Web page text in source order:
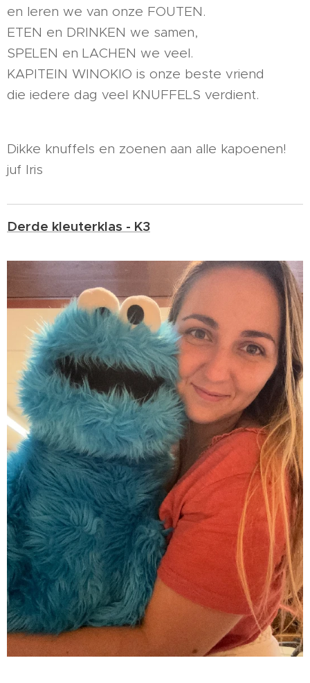
en leren we van onze FOUTEN.
ETEN en DRINKEN we samen,
SPELEN en LACHEN we veel.
KAPITEIN WINOKIO is onze beste vriend
die iedere dag veel KNUFFELS verdient.
Dikke knuffels en zoenen aan alle kapoenen!
juf Iris
Derde kleuterklas - K3